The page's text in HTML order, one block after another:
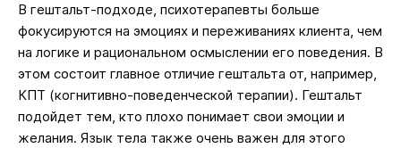
В гештальт-подходе, психотерапевты больше
фокусируются на эмоциях и переживаниях клиента, чем
на логике и рациональном осмыслении его поведения. В
этом состоит главное отличие гештальта от, например,
КПТ (когнитивно-поведенческой терапии). Гештальт
подойдет тем, кто плохо понимает свои эмоции и
желания. Язык тела также очень важен для этого